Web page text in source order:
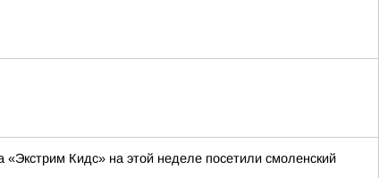
Кидс» на этой неделе посетили смоленский